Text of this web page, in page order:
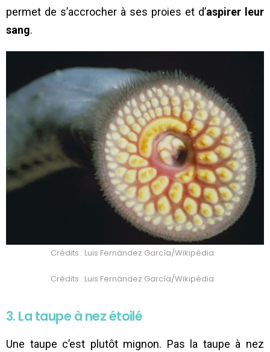
permet de s’accrocher à ses proies et d’aspirer leur
sang.
Crédits : Luis Fernández García/Wikipédia
Crédits : Luis Fernández García/Wikipédia
3. La taupe à nez étoilé
Une taupe c’est plutôt mignon. Pas la taupe à nez